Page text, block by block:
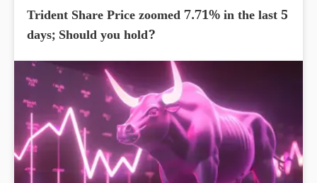
Trident Share Price zoomed 7.71% in the last 5
days; Should you hold?